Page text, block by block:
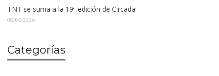
TNT se suma a la 19ª edición de Circada
08/06/2026
Categorías